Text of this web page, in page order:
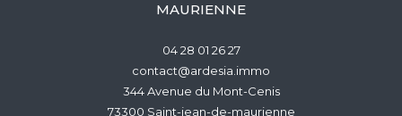
MAURIENNE
04 28 01 26 27
contact@ardesia.immo
344 Avenue du Mont-Cenis
73300
saint-jean-de-maurienne